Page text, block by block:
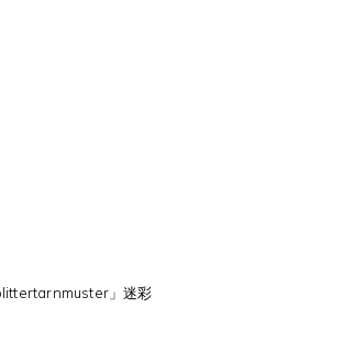
」迷彩